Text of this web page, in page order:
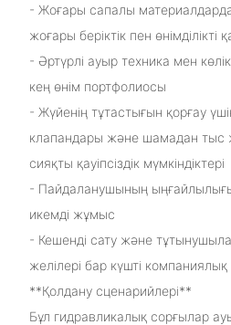
- Жоғары сапалы
жоғары беріктік пен өнімділікті
- Әртүрлі ауыр техника мен
кең өнім портфолиосы
- Жүйенің тұтастығын қорғау
клапандары және шамадан тыс
сияқты қауіпсіздік мүмкіндіктері
- Пайдаланушының
икемді жұмыс
- Кешенді сату және
желілері бар күшті
**Қолдану сценарийлері**
Бұл гидравликалық сорғылар